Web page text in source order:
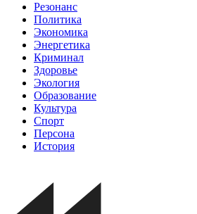
Резонанс
Политика
Экономика
Энергетика
Криминал
Здоровье
Экология
Образование
Культура
Спорт
Персона
История